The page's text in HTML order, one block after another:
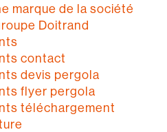
marque de la société
Doitrand
contact
devis pergola
flyer pergola
téléchargement